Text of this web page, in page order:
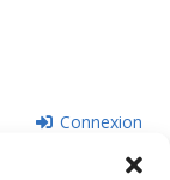
Connexion